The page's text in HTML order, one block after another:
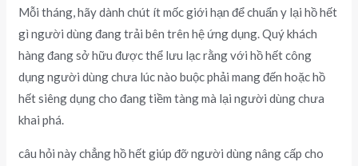
Mỗi tháng, hãy dành chút ít mốc giới hạn để chuẩn y lại hồ hết
gì người dùng đang trải bên trên hệ ứng dụng. Quý khách
hàng đang sở hữu được thể lưu lạc rằng với hồ hết công
dụng người dùng chưa lúc nào buộc phải mang đến hoặc hồ
hết siêng dụng cho đang tiềm tàng mà lại người dùng chưa
khai phá.
câu hỏi này chẳng hồ hết giúp đỡ người dùng nâng cấp cho